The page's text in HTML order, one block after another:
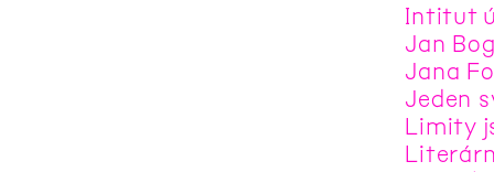
Intitut
Jan
Jana
Jeden
Limity